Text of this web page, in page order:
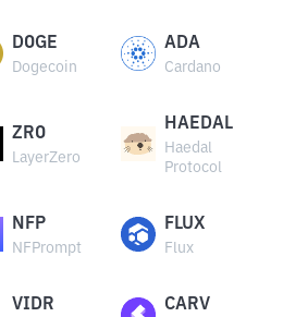
DOGE
Dogecoin
ADA
Cardano
ZRO
LayerZero
HAEDAL
Haedal
Protocol
NFP
NFPrompt
FLUX
Flux
VIDR CARV